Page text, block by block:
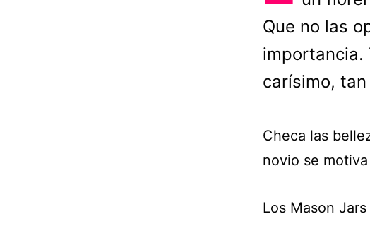
Que no las
importancia.
carísimo,
Checa las
novio se
Los Mason